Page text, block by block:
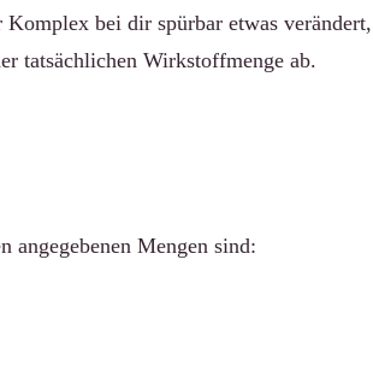
bei dir spürbar etwas verändert,
tatsächlichen Wirkstoffmenge ab.
Mengen sind: